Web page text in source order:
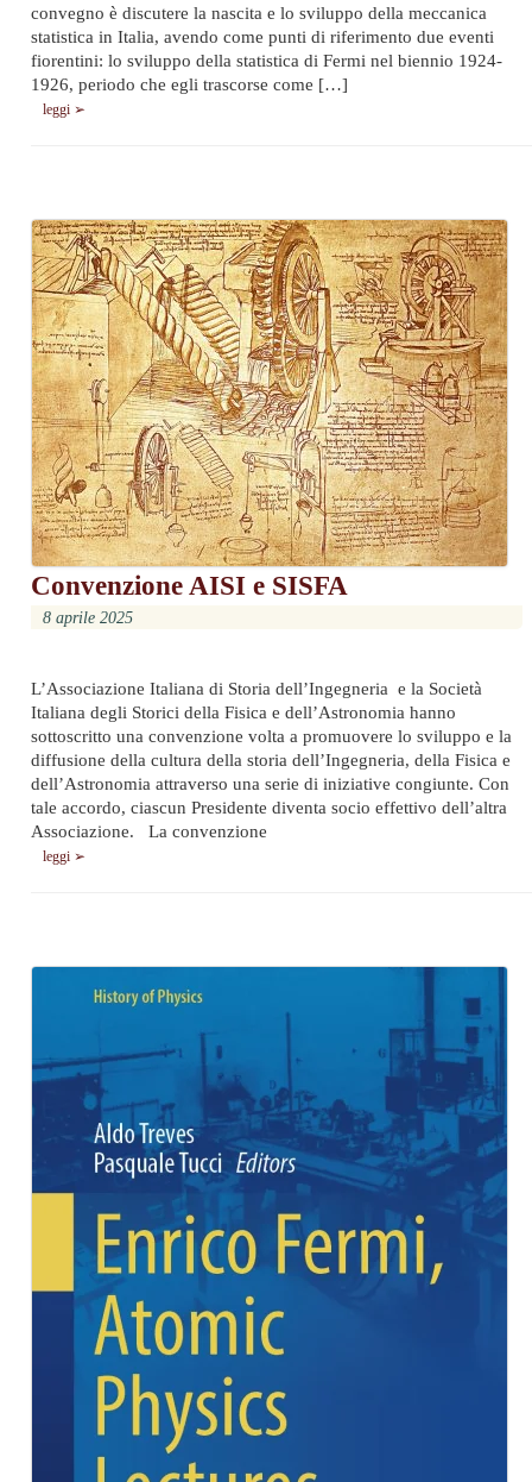
convegno è discutere la nascita e lo sviluppo della meccanica
statistica in Italia, avendo come punti di riferimento due eventi
fiorentini: lo sviluppo della statistica di Fermi nel biennio 1924-
1926, periodo che egli trascorse come […]
leggi ➢
Convenzione AISI e SISFA
8 aprile 2025
L’Associazione Italiana di Storia dell’Ingegneria e la Società
Italiana degli Storici della Fisica e dell’Astronomia hanno
sottoscritto una convenzione volta a promuovere lo sviluppo e la
diffusione della cultura della storia dell’Ingegneria, della Fisica e
dell’Astronomia attraverso una serie di iniziative congiunte. Con
tale accordo, ciascun Presidente diventa socio effettivo dell’altra
Associazione. La convenzione
leggi ➢